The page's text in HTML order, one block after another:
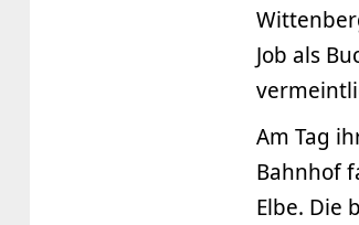
Job als
Am Tag
Bahnhof
Elbe. Die